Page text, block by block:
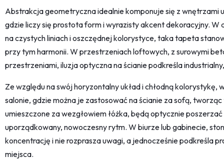
Abstrakcja geometryczna idealnie komponuje się z wnętrzami
gdzie liczy się prostota form i wyrazisty akcent dekoracyjny. W
na czystych liniach i oszczędnej kolorystyce, taka tapeta
przy tym harmonii. W przestrzeniach loftowych, z surowymi
przestrzeniami, iluzja optyczna na ścianie podkreśla
Ze względu na swój horyzontalny układ i chłodną kolorystykę,
salonie, gdzie można je zastosować na ścianie za sofą,
umieszczone za wezgłowiem łóżka, będą optycznie
uporządkowany, nowoczesny rytm. W biurze lub gabinecie,
koncentrację i nie rozprasza uwagi, a jednocześnie podkreśla
miejsca.